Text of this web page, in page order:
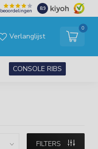
beoordelingen 8.9
Verlanglijst
0
CONSOLE RIBS
FILTERS